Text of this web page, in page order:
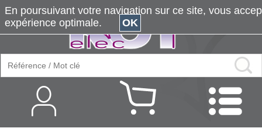
En poursuivant votre navigation sur ce site, vous
expérience optimale.
OK